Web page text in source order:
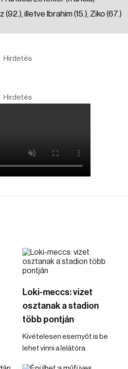
illetve Ibrahim (15.), Ziko (67.)
Hirdetés
Hirdetés
Loki-meccs: vizet
osztanak a stadion
több pontján
Kivételesen esernyőt is be
lehet vinni a lelátóra.